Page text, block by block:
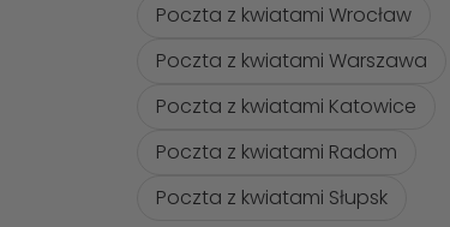
Poczta z kwiatami Wrocław
Poczta z kwiatami Warszawa
Poczta z kwiatami Katowice
Poczta z kwiatami Radom
Poczta z kwiatami Słupsk